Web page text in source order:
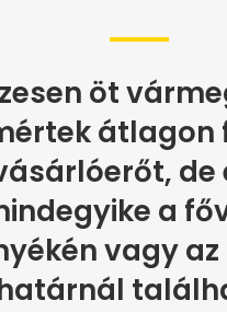
öt
átlagon
de
a
vagy